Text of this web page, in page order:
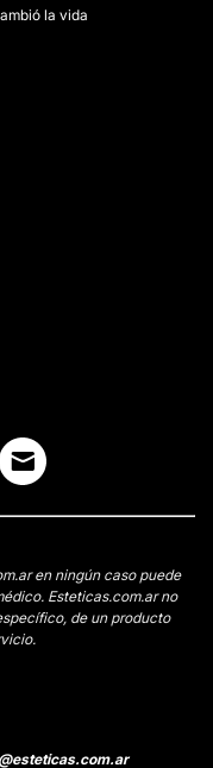
la vida
en ningún caso puede
Esteticas.com.ar no
de un producto